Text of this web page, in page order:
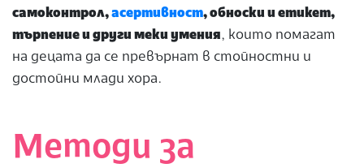
самоконтрол,асертивност, обноски и етикет,
търпение и други меки умения, които помагат
на децата да се превърнат в стойностни и
достойни млади хора.
Методи за